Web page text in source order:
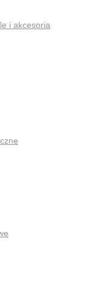
i akcesoria